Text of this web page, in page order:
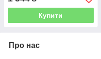
Купити
Про нас